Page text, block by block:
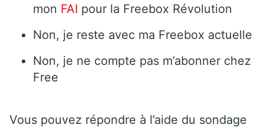
mon FAI pour la Freebox Révolution
Non, je reste avec ma Freebox actuelle
Non, je ne compte pas m’abonner chez
Free
Vous pouvez répondre à l’aide du sondage